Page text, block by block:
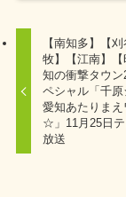
【南知多】【
牧】【江南】
知の衝撃タウン
ペシャル「千
愛知あたりまえ
☆」11月25日
放送